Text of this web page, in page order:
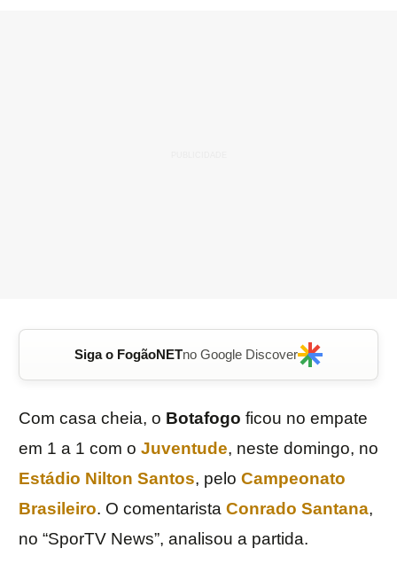
Siga o FogãoNETno Google Discover
Com casa cheia, o Botafogo ficou no empate
em 1 a 1 com o Juventude, neste domingo, no
Estádio Nilton Santos, pelo Campeonato
Brasileiro. O comentarista Conrado Santana,
no “SporTV News”, analisou a partida.